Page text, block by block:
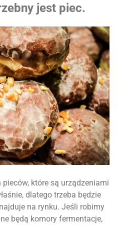
jest piec.
które są urządzeniami
dlatego trzeba będzie
na rynku. Jeśli robimy
będą komory fermentacje,